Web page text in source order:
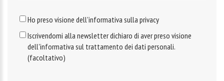
Ho preso visione dell'informativa sulla privacy
Iscrivendomi alla newsletter dichiaro di aver preso visione
dell'informativa sul trattamento dei dati personali.
(facoltativo)